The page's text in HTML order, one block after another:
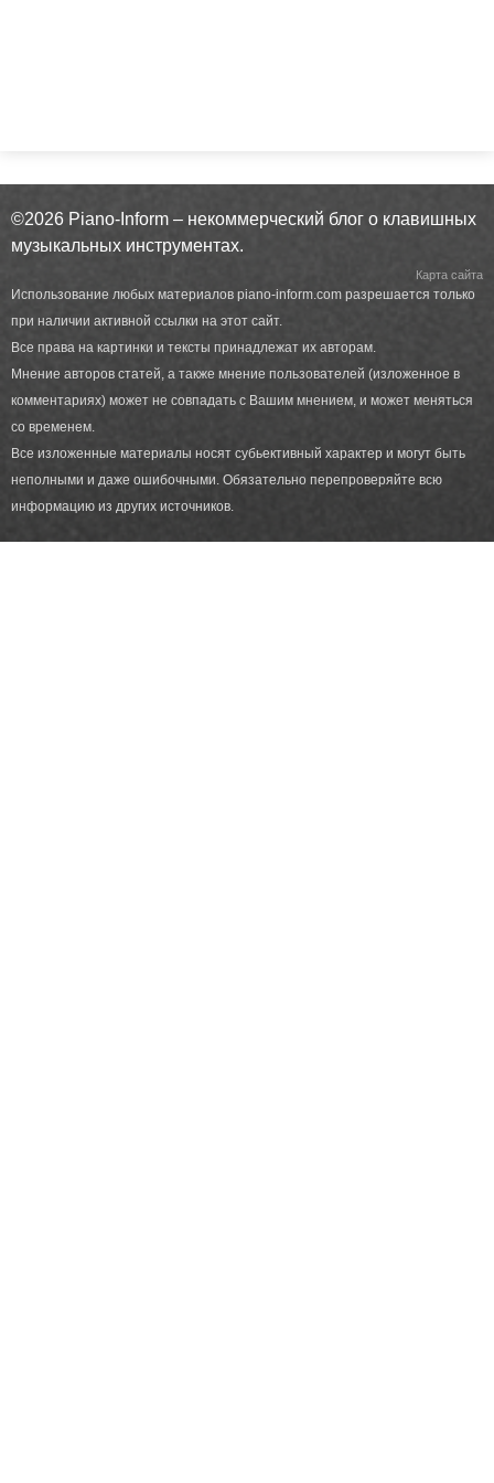
©2026 Piano-Inform – некоммерческий блог о клавишных
музыкальных инструментах.
Карта сайта
Использование любых материалов piano-inform.com разрешается только
при наличии активной ссылки на этот сайт.
Все права на картинки и тексты принадлежат их авторам.
Мнение авторов статей, а также мнение пользователей (изложенное в
комментариях) может не совпадать с Вашим мнением, и может меняться
со временем.
Все изложенные материалы носят субьективный характер и могут быть
неполными и даже ошибочными. Обязательно перепроверяйте всю
информацию из других источников.